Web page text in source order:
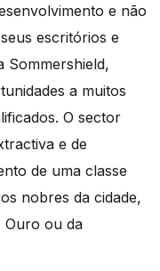
e não
escritórios e
Sommershield,
a muitos
O sector
e de
de uma classe
nobres da cidade,
Ouro ou da